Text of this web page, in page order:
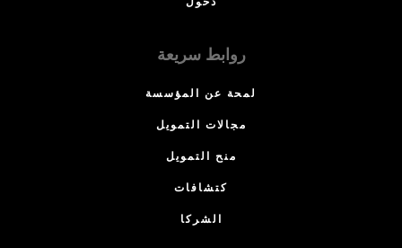
دخول
روابط سريعة
لمحة عن المؤسسة
مجالات التمويل
منح التمويل
كتشافات
الشركا